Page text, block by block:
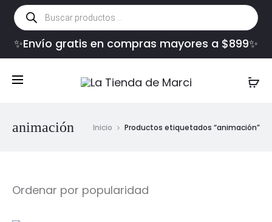
Búsqueda
de
productos
✨Envío gratis en compras mayores a $899✨
animación Inicio Productos etiquetados “animación”